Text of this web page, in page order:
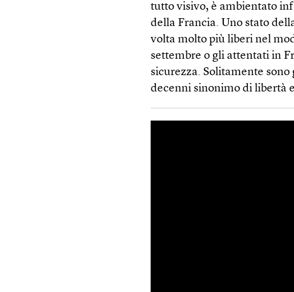
tutto visivo, è ambientato
della Francia. Uno stato
volta molto più liberi nel
settembre o gli attentati in
sicurezza. Solitamente
decenni sinonimo di libertà